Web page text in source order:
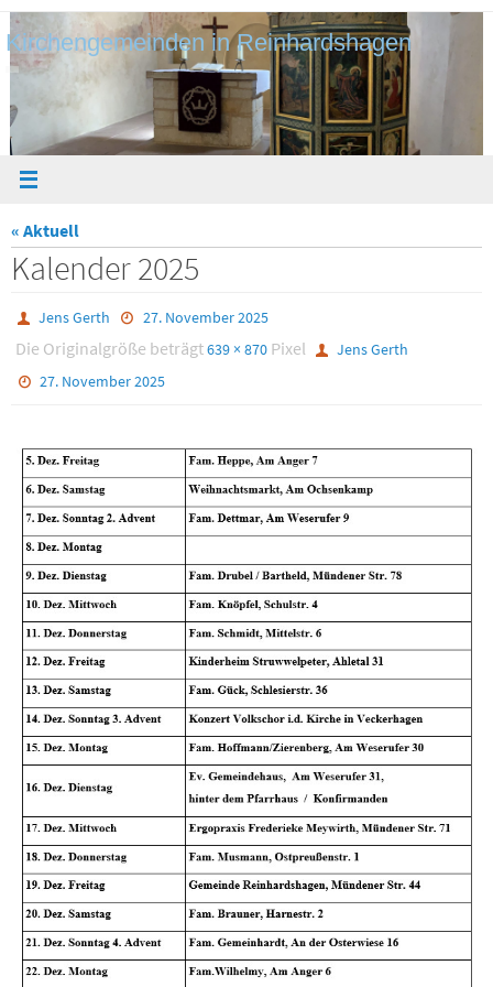
Zum
Inhalt
Kirchengemeinden in Reinhardshagen
« Aktuell
Kalender 2025
Jens Gerth 27. November 2025
Die Originalgröße beträgt639 × 870 Pixel
Jens Gerth
27. November 2025